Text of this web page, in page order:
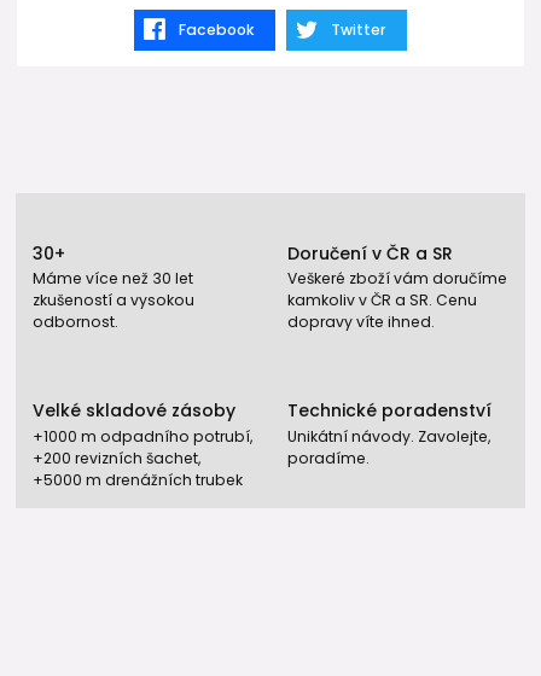
Facebook Twitter
30+
Máme více než 30 let
zkušeností a vysokou
odbornost.
Doručení v ČR a SR
Veškeré zboží vám doručíme
kamkoliv v ČR a SR. Cenu
dopravy víte ihned.
Velké skladové zásoby
+1000 m odpadního potrubí,
+200 revizních šachet,
+5000 m drenážních trubek
Technické poradenství
Unikátní návody. Zavolejte,
poradíme.